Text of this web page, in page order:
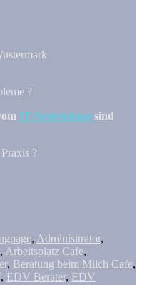
?
IT-Systemhaus sind
?
, Adminisitrator,
, Arbeitsplatz Cafe,
, Beratung beim Milch Cafe,
, EDV Berater, EDV